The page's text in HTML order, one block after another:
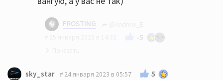
FROSTING
-5
Предельно понятно! Отлично 👍🏻
sky_star 24 января 2023 в 05:57 5